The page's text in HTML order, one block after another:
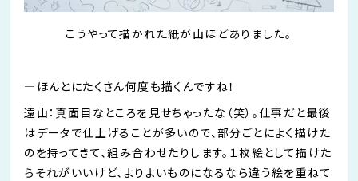
こうやって描かれた紙が山ほどありました。
― ほんとにたくさん何度も描く んですね！
遠山：真面目なところを見せちゃったな（笑）。仕事だと最後
はデータで仕上げることが多いので、部分ごとによく描けた
のを持ってきて、組み合わせたりします。１枚絵として描けた
らそれがいいけど、よりよいものになるなら違う絵を重ねて